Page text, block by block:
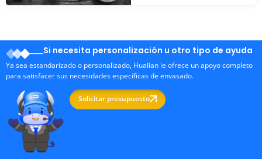
Si necesita personalización u otro tipo de ayuda
Ya sea estandarizado o personalizado, Hualian le ofrece un apoyo completo
para satisfacer sus necesidades específicas de envasado.
Solicitar presupuesto